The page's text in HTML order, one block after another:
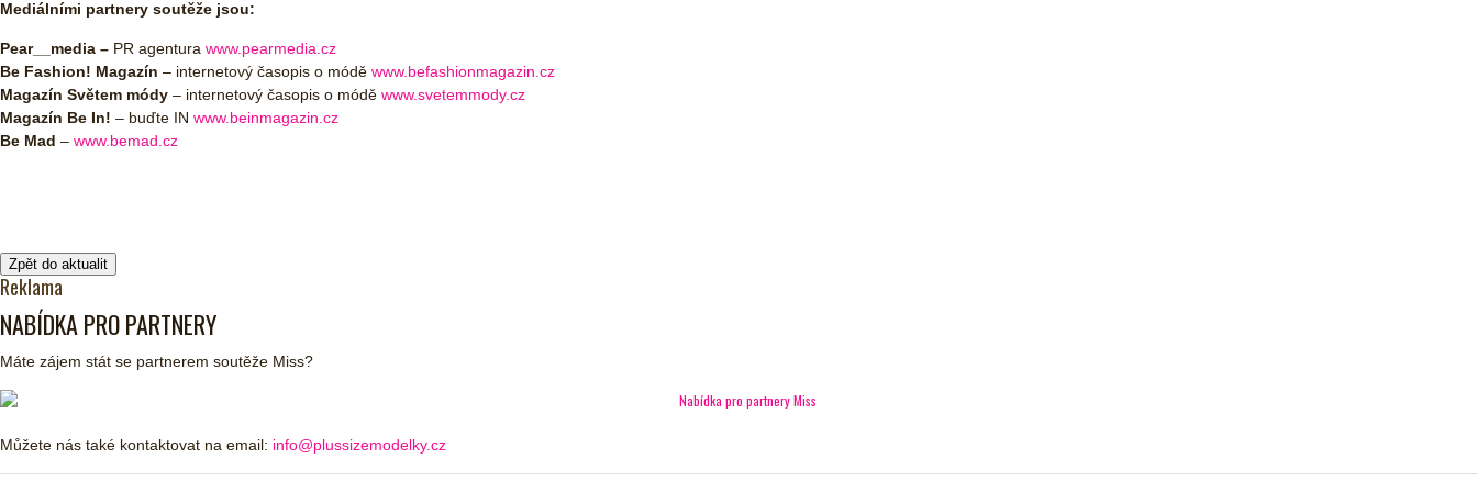
Mediálními partnery soutěže jsou:
Pear__media – PR agentura www.pearmedia.cz
Be Fashion! Magazín – internetový časopis o módě www.befashionmagazin.cz
Magazín Světem módy – internetový časopis o módě www.svetemmody.cz
Magazín Be In! – buďte IN www.beinmagazin.cz
Be Mad – www.bemad.cz
Zpět do aktualit
Reklama
NABÍDKA PRO PARTNERY
Máte zájem stát se partnerem soutěže Miss?
Můžete nás také kontaktovat na email: info@plussizemodelky.cz